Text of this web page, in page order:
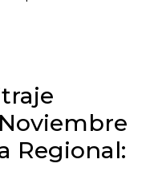
Regional: